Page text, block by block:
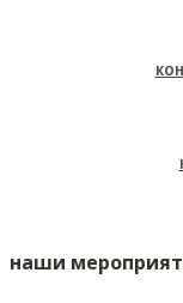
наши